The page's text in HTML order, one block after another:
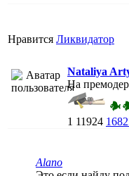
Нравится Ликвидатор
Nataliya
На
1 11924
Alano